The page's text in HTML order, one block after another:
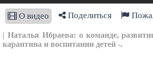
О видео Поделиться
| Наталья Ибраева: о команде,
карантина и воспитании детей -.